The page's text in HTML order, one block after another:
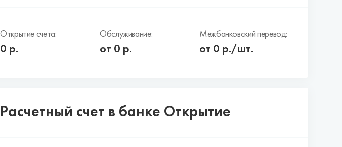
Открытие счета:
0 р.
Обслуживание:
от 0 р.
Межбанковский перевод:
от 0 р./шт.
Расчетный счет в банке Открытие